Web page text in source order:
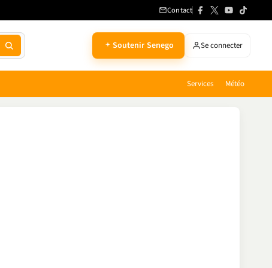
Contact
Soutenir Senego Se connecter
Services Météo